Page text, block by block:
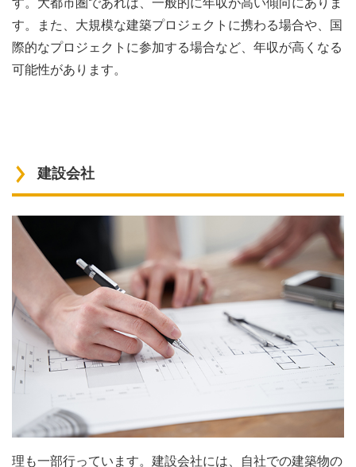
す。また、大規模な建築プロジェクトに携わる場合や、国
際的なプロジェクトに参加する場合など、年収が高くなる
可能性があります。
建設会社
理も一部行っています。建設会社には、自社での建築物の